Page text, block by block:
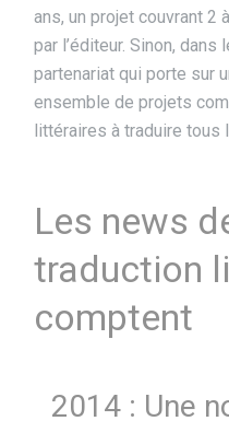
ans, un projet couvrant
par l’éditeur. Sinon, dans
partenariat qui porte sur
ensemble de projets
littéraires à traduire tous
Les news
traduction
comptent
2014 : Une